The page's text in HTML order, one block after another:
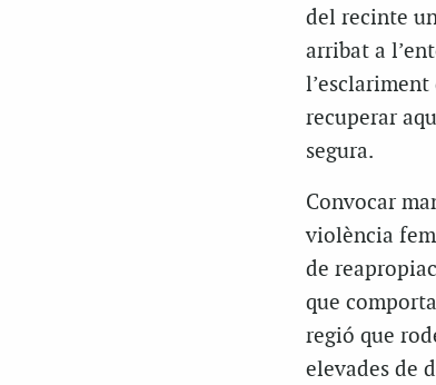
del recinte
arribat a
l’esclariment
recuperar
segura.
Convocar
violència
de
que
regió que
elevades de